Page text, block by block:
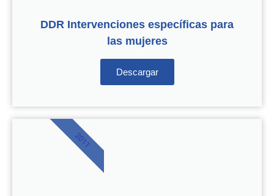
DDR Intervenciones específicas para
las mujeres
Descargar
2011